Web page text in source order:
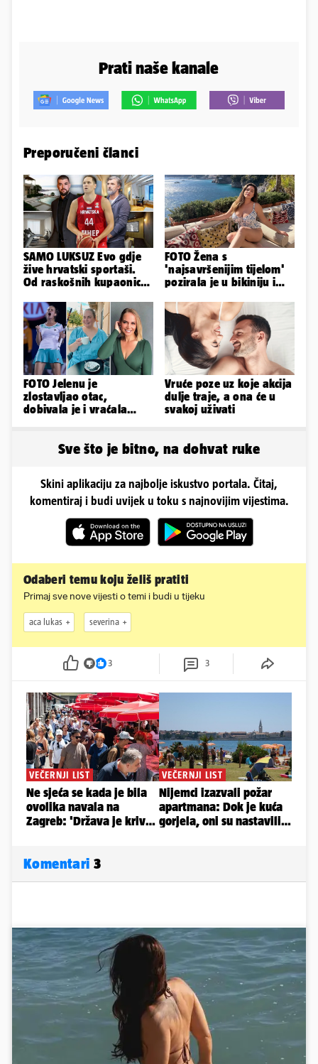
Prati naše kanale
Preporučeni članci
SAMO LUKSUZ Evo gdje
žive hrvatski sportaši.
Od raskošnih kupaonica
FOTO Žena s
'najsavršenijim tijelom'
pozirala je u bikiniju i
obline...
FOTO Jelenu je
zlostavljao otac,
dobivala je i vraćala
Vruće poze uz koje akcija
dulje traje, a ona će u
svakoj uživati
Sve što je bitno, na dohvat ruke
Skini aplikaciju za najbolje iskustvo portala. Čitaj,
komentiraj i budi uvijek u toku s najnovijim vijestima.
Odaberi temu koju želiš pratiti
Primaj sve nove vijesti o temi i budi u tijeku
aca lukas severina
3 3
Komentari 3